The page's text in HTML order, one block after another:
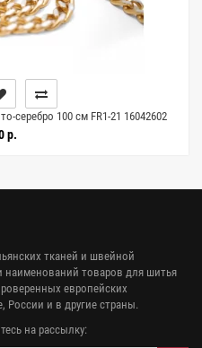
серебро 100 см FR1-21 16042602
р.
тканей и швейной
наименований товаров для шитья
европейских
и в другие страны.
на рассылку: